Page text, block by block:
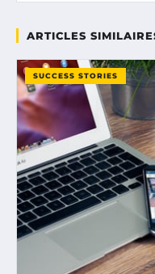
ARTICLES
SUCCESS STORIES